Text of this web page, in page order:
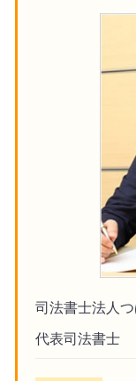
司法書士法人
代表司法書士